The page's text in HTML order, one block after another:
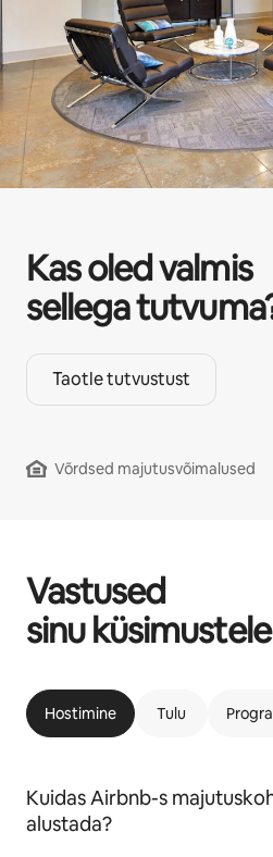
Kas oled valmis
sellega
Taotle tutvustust
Võrdsed majutusvõimalused
Vastused
sinu küsimustele
Hostimine Tulu
Kuidas Airbnb-s
alustada?